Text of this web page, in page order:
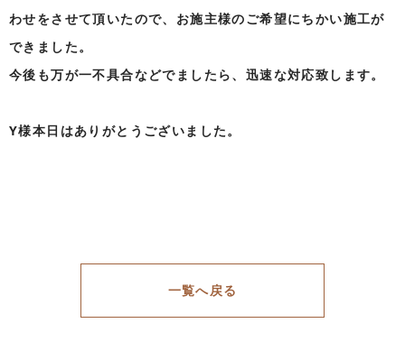
わせをさせて頂いたので、お施主様のご希望にちかい施工が
できました。
今後も万が一不具合などでましたら、迅速な対応致します。
Y様本日はありがとうございました。
一覧へ戻る